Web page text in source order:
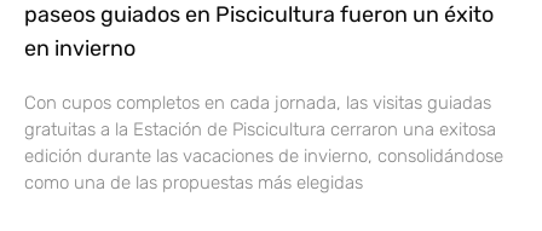
paseos guiados en Piscicultura fueron un éxito
en invierno
Con cupos completos en cada jornada, las visitas guiadas
gratuitas a la Estación de Piscicultura cerraron una exitosa
edición durante las vacaciones de invierno, consolidándose
como una de las propuestas más elegidas